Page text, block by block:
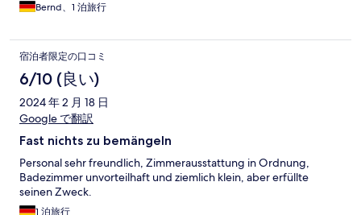
Bernd、1 泊旅行
宿泊者限定の口コミ
6/10 (良い)
2024 年 2 月 18 日
Google で翻訳
Fast nichts zu bemängeln
Personal sehr freundlich, Zimmerausstattung in Ordnung,
Badezimmer unvorteilhaft und ziemlich klein, aber erfüllte
seinen Zweck.
1 泊旅行